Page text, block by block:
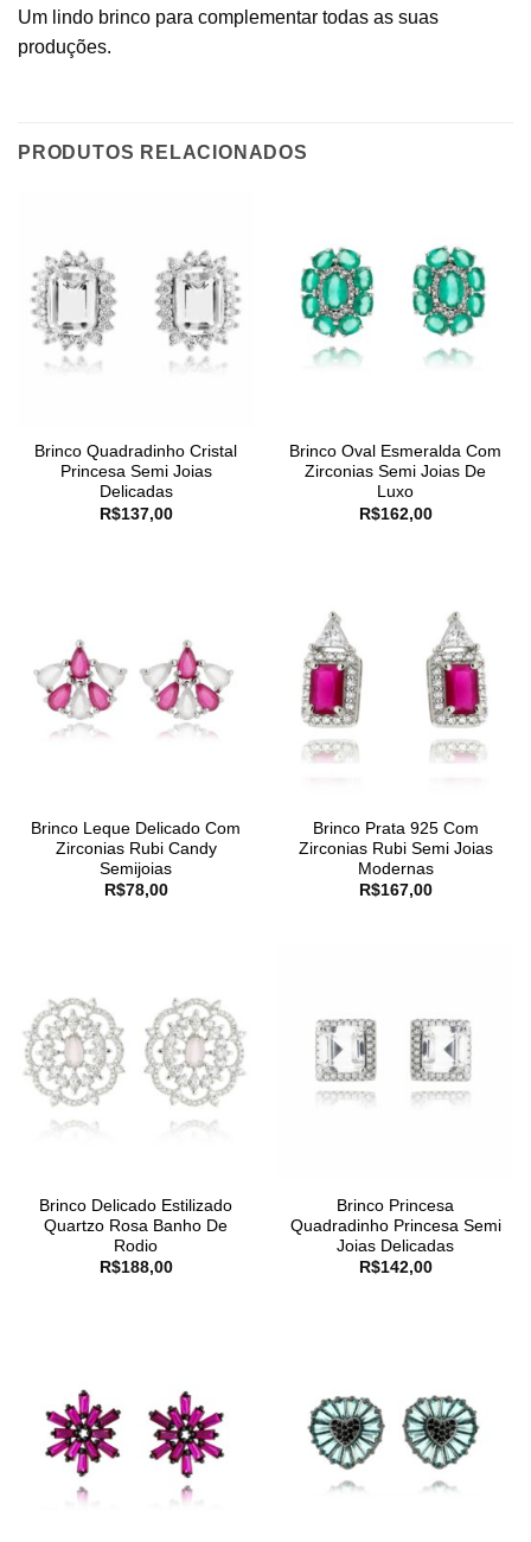
Um lindo brinco para complementar todas as suas
produções.
PRODUTOS RELACIONADOS
Brinco Quadradinho Cristal
Princesa Semi Joias
Delicadas
R$137,00
Brinco Oval Esmeralda Com
Zirconias Semi Joias De
Luxo
R$162,00
Brinco Leque Delicado Com
Zirconias Rubi Candy
Semijoias
R$78,00
Brinco Prata 925 Com
Zirconias Rubi Semi Joias
Modernas
R$167,00
Brinco Delicado Estilizado
Quartzo Rosa Banho De
Rodio
R$188,00
Brinco Princesa
Quadradinho Princesa Semi
Joias Delicadas
R$142,00